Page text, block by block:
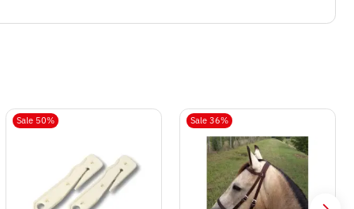
Sale 50% Sale 36%